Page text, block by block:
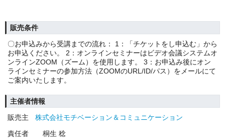
販売条件
〇お申込みから受講までの流れ： 1：「チケットをし申込む」から
お申込ください。 2：オンラインセミナーはビデオ会議システムオ
ンラインZOOM（ズーム）を使用します。 3：お申込み後にオン
ラインセミナーの参加方法（ZOOMのURL/ID/パス）をメールにて
ご案内いたします。
主催者情報
販売主
株式会社モチベーション＆コミュニケーション
責任者
桐生 稔